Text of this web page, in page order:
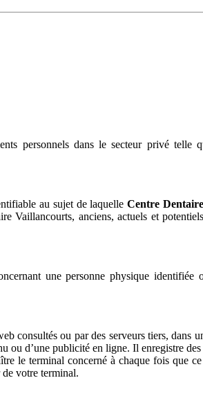
personnels dans le secteur privé
au sujet de laquelleCentre
Vaillancourts, anciens, actuels et
une personne physique
consultés ou par des serveurs tiers,
ou d’une publicité en ligne. Il enregistre
le terminal concerné à chaque fois que
votre terminal.